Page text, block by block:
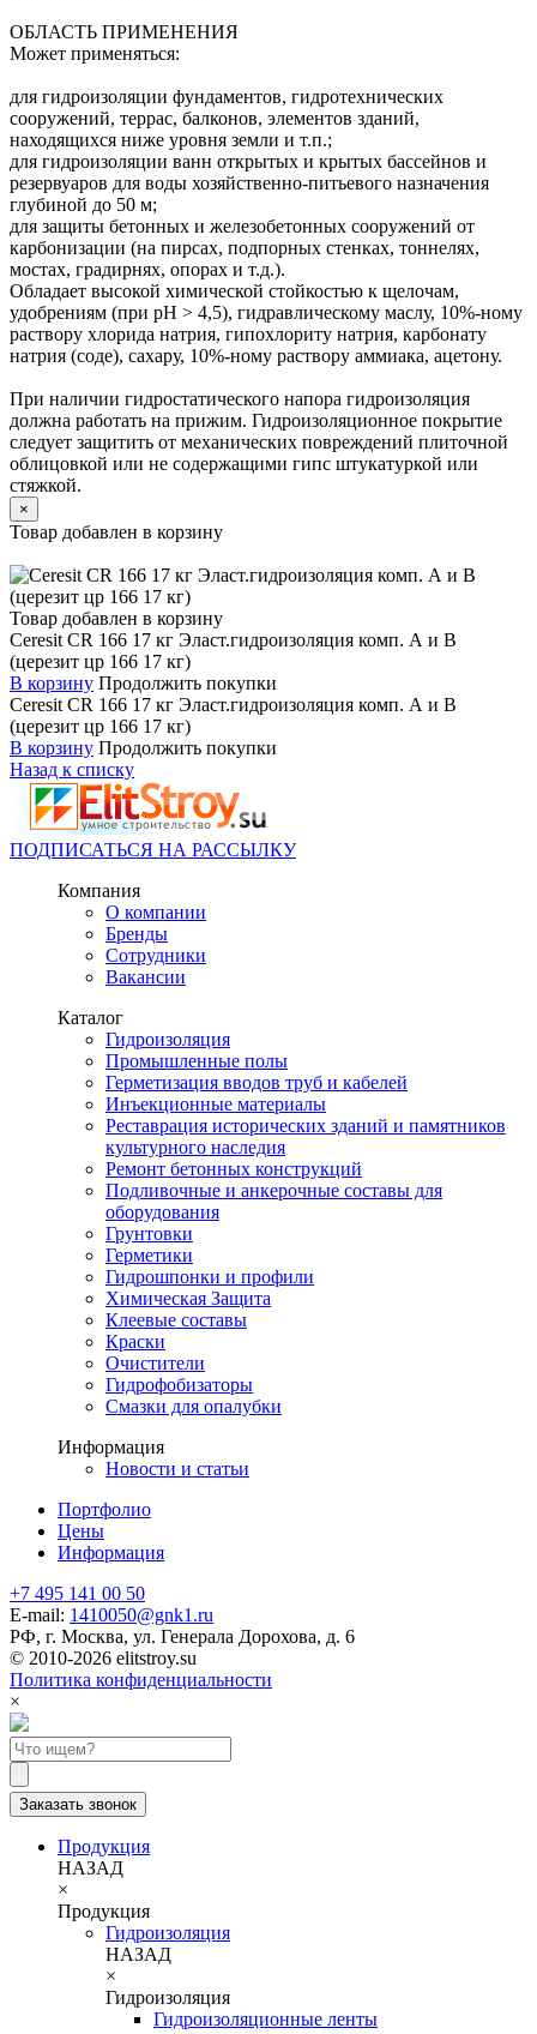
ОБЛАСТЬ ПРИМЕНЕНИЯ
Может применяться:
для гидроизоляции фундаментов, гидротехнических
сооружений, террас, балконов, элементов зданий,
находящихся ниже уровня земли и т.п.;
для гидроизоляции ванн открытых и крытых бассейнов и
резервуаров для воды хозяйственно-питьевого назначения
глубиной до 50 м;
для защиты бетонных и железобетонных сооружений от
карбонизации (на пирсах, подпорных стенках, тоннелях,
мостах, градирнях, опорах и т.д.).
Обладает высокой химической стойкостью к щелочам,
удобрениям (при pH > 4,5), гидравлическому маслу, 10%-ному
раствору хлорида натрия, гипохлориту натрия, карбонату
натрия (соде), сахару, 10%-ному раствору аммиака, ацетону.
При наличии гидростатического напора гидроизоляция
должна работать на прижим. Гидроизоляционное покрытие
следует защитить от механических повреждений плиточной
облицовкой или не содержащими гипс штукатуркой или
стяжкой.
×
Товар добавлен в корзину
Товар добавлен в корзину
Ceresit CR 166 17 кг Эласт.гидроизоляция комп. А и B
(церезит цр 166 17 кг)
В корзину Продолжить покупки
Ceresit CR 166 17 кг Эласт.гидроизоляция комп. А и B
(церезит цр 166 17 кг)
В корзину Продолжить покупки
Назад к списку
ПОДПИСАТЬСЯ НА РАССЫЛКУ
Компания
О компании
Бренды
Сотрудники
Вакансии
Каталог
Гидроизоляция
Промышленные полы
Герметизация вводов труб и кабелей
Инъекционные материалы
Реставрация исторических зданий и памятников
культурного наследия
Ремонт бетонных конструкций
Подливочные и анкерочные составы для
оборудования
Грунтовки
Герметики
Гидрошпонки и профили
Химическая Защита
Клеевые составы
Краски
Очистители
Гидрофобизаторы
Смазки для опалубки
Информация
Новости и статьи
Портфолио
Цены
Информация
+7 495 141 00 50
E-mail: 1410050@gnk1.ru
РФ, г. Москва, ул. Генерала Дорохова, д. 6
© 2010-2026 elitstroy.su
Политика конфиденциальности
×
Заказать звонок
Продукция
НАЗАД
×
Продукция
Гидроизоляция
НАЗАД
×
Гидроизоляция
Гидроизоляционные ленты